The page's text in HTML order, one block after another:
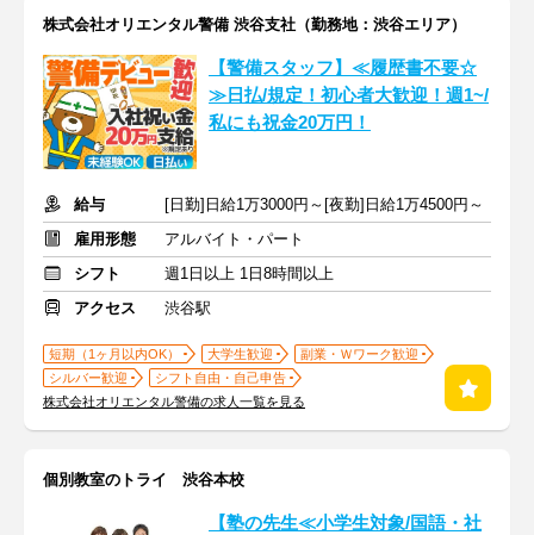
株式会社オリエンタル警備 渋谷支社（勤務地：渋谷エリア）
【警備スタッフ】≪履歴書不要☆
≫日払/規定！初心者大歓迎！週1~/
私にも祝金20万円！
給与
[日勤]日給1万3000円～[夜勤]日給1万4500円～
雇用形態
アルバイト・パート
シフト
週1日以上 1日8時間以上
アクセス
渋谷駅
短期（1ヶ月以内OK） 大学生歓迎
副業・Ｗワーク歓迎
シルバー歓迎
シフト自由・自己申告
株式会社オリエンタル警備の求人一覧を見る
個別教室のトライ 渋谷本校
【塾の先生≪小学生対象/国語・社